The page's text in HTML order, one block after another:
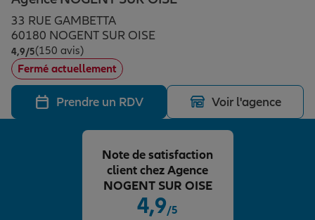
Assurance emprunteur
Prévoyance et dépendance
Assurance animal de compagnie
Protection de la famille
Protection juridique
Épargne & retraite
Plan épargne retraite
Assurance vie
Placements financiers
Investissements immobiliers
Vos projets
Partir en vacances
Conseil assurance
33 RUE GAMBETTA
60180 NOGENT SUR OISE
4,9/5Note de 4.9 sur 5
(150 avis)
Fermé actuellement
Prendre un RDV Voir l'agence
4,9/5
Note de satisfaction
client chez Agence
NOGENT SUR OISE